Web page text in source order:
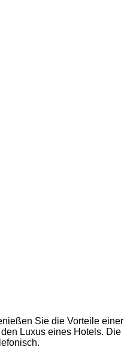
Sie die Vorteile einer
Luxus eines Hotels. Die